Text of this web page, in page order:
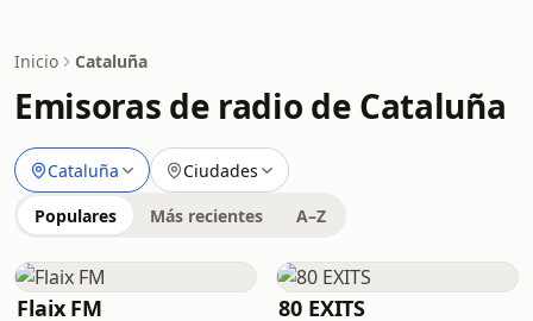
Inicio Cataluña
Emisoras de radio de Cataluña
Cataluña Ciudades
Populares Más recientes A–Z
Flaix FM 80 EXITS